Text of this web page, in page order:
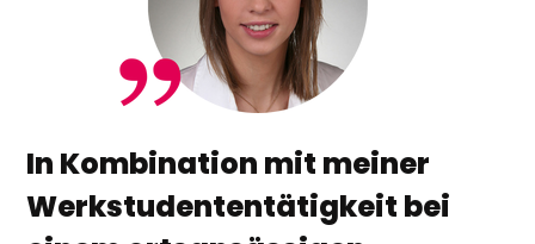
In Kombination mit meiner
Werkstudententätigkeit bei